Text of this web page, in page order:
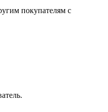
покупателям с